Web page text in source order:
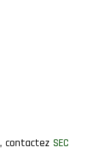
contactez SEC